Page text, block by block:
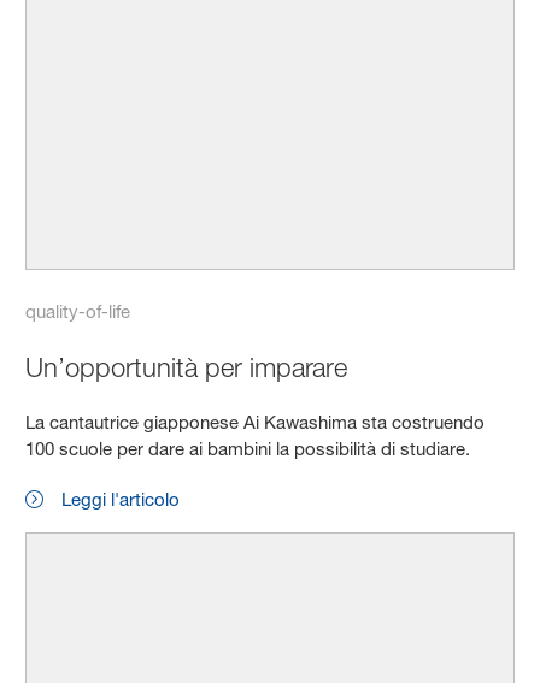
quality-of-life
Un’opportunità per imparare
La cantautrice giapponese Ai Kawashima sta costruendo
100 scuole per dare ai bambini la possibilità di studiare.
Leggi l'articolo